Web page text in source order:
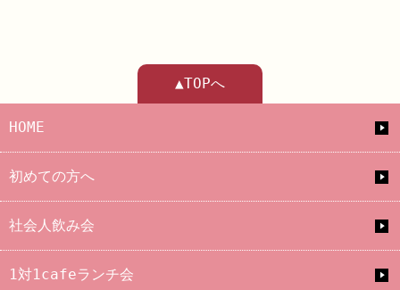
▲TOPへ
HOME
初めての方へ
社会人飲み会
1対1cafeランチ会